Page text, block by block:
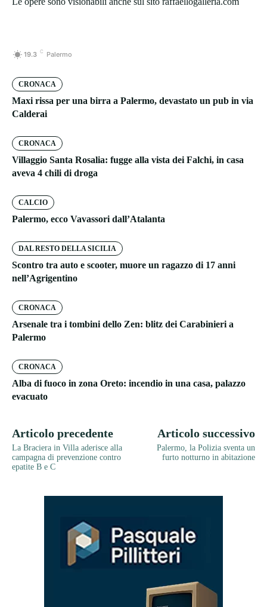
19.3 C Palermo
CRONACA
Maxi rissa per una birra a Palermo, devastato un pub in via
Calderai
CRONACA
Villaggio Santa Rosalia: fugge alla vista dei Falchi, in casa
aveva 4 chili di droga
CALCIO
Palermo, ecco Vavassori dall’Atalanta
DAL RESTO DELLA SICILIA
Scontro tra auto e scooter, muore un ragazzo di 17 anni
nell’Agrigentino
CRONACA
Arsenale tra i tombini dello Zen: blitz dei Carabinieri a
Palermo
CRONACA
Alba di fuoco in zona Oreto: incendio in una casa, palazzo
evacuato
Articolo precedente
La Braciera in Villa aderisce alla
campagna di prevenzione contro
epatite B e C
Articolo successivo
Palermo, la Polizia sventa un
furto notturno in abitazione